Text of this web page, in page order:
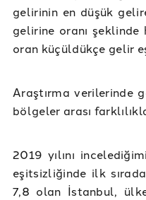
gelirinin en düşük
gelirine oranı şeklinde
oran küçüldükçe gelir
Araştırma verilerinde
bölgeler arası
2019 yılını
eşitsizliğinde ilk
7,8 olan İstanbul,